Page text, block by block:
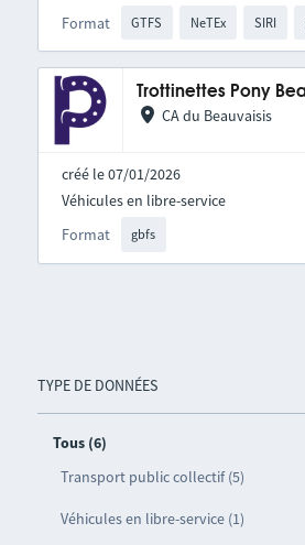
TYPE DE DONNÉES
Tous (6)
Transport public collectif (5)
Véhicules en libre-service (1)
Format GTFS NeTEx SIRI
Trottinettes Pony
CA du Beauvaisis
créé le 07/01/2026
Format gbfs
Véhicules en libre-service